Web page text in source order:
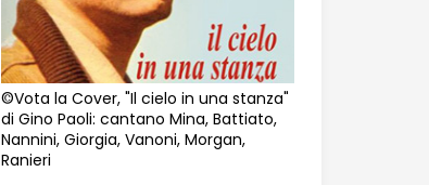
©Vota la Cover, "Il cielo in una stanza"
di Gino Paoli: cantano Mina, Battiato,
Nannini, Giorgia, Vanoni, Morgan,
Ranieri